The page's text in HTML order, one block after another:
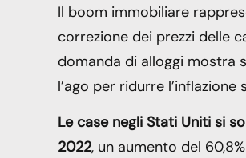
Il boom immobiliare
correzione dei prezzi delle
domanda di alloggi mostra
l’ago per ridurre
Le case negli Stati Uniti si
2022, un aumento del